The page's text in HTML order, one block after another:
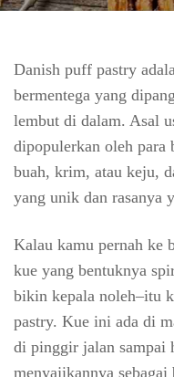
Danish puff pastry
bermentega yang
lembut di dalam. Asal
dipopulerkan oleh
buah, krim, atau keju,
yang unik dan rasanya
Kalau kamu pernah ke
kue yang bentuknya
bikin kepala noleh–itu
pastry. Kue ini ada di
di pinggir jalan sampai
menyajikannya sebagai